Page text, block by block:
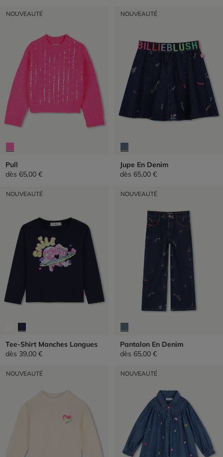
NOUVEAUTÉ
Pull
dès 65,00 €
NOUVEAUTÉ
Jupe En Denim
dès 65,00 €
NOUVEAUTÉ
Tee-Shirt Manches Longues
dès 39,00 €
NOUVEAUTÉ
Pantalon En Denim
dès 65,00 €
NOUVEAUTÉ NOUVEAUTÉ